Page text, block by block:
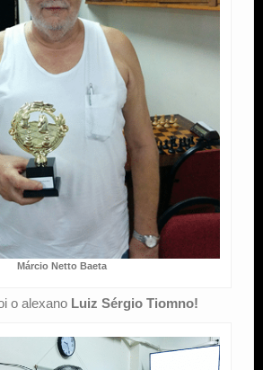
Márcio Netto Baeta
o alexano Luiz Sérgio Tiomno!